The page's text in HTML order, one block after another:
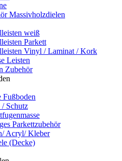
Massivholzdielen
weiß
Parkett
Vinyl / Laminat / Kork
Leisten
Zubehör
Fußboden
/ Schutz
Parkettzubehör
Acryl/ Kleber
(Decke)